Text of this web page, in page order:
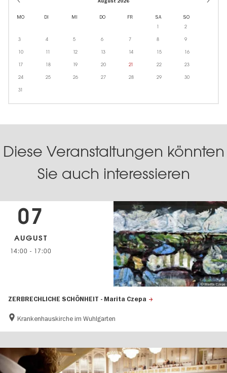
MO DI MI DO FR SA SO
1 2
3 4 5 6 7 8 9
10 11 12 13 14 15 16
17 18 19 20 21 22 23
24 25 26 27 28 29 30
31
Diese Veranstaltungen könnten
Sie auch interessieren
ZERBRECHLICHE SCHÖNHEIT - Marita Czepa
Krankenhauskirche im Wuhlgarten
07
AUGUST
14:00 - 17:00
© Marita Czepa